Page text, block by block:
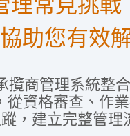
協助您有效
攬商管理系統整
從資格審查、作
，建立完整管理